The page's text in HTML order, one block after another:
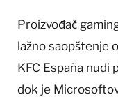
Proizvođač
lažno saopštenje
KFC España nudi
dok je